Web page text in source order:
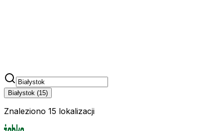
Białystok (15)
Znaleziono 15 lokalizacji